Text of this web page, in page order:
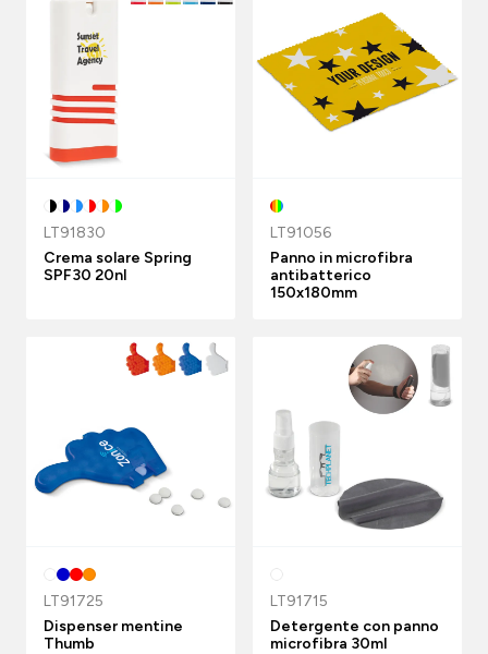
LT91830
Crema solare Spring
SPF30 20nl
LT91056
Panno in microfibra
antibatterico
150x180mm
LT91725
Dispenser mentine
Thumb
LT91715
Detergente con panno
microfibra 30ml